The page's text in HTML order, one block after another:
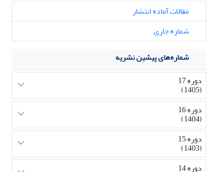
مقالات آماده انتشار
شماره جاری
شماره‌های پیشین نشریه
دوره 17
(1405)
دوره 16
(1404)
دوره 15
(1403)
دوره 14